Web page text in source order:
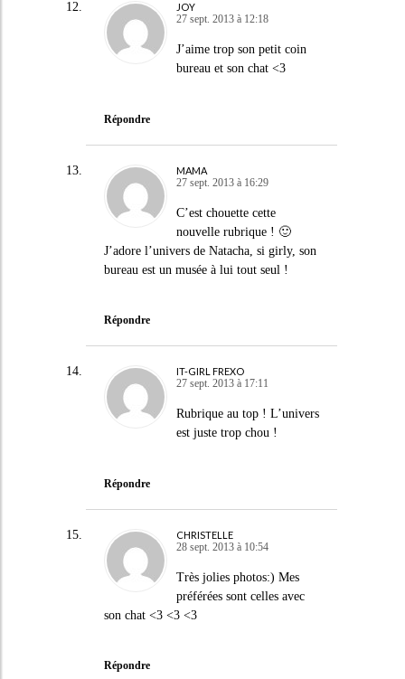
JOY
27 sept. 2013 à 12:18
J’aime trop son petit coin
bureau et son chat <3
Répondre
MAMA
27 sept. 2013 à 16:29
C’est chouette cette
nouvelle rubrique ! 🙂
J’adore l’univers de Natacha, si girly, son
bureau est un musée à lui tout seul !
Répondre
IT-GIRL FREXO
27 sept. 2013 à 17:11
Rubrique au top ! L’univers
est juste trop chou !
Répondre
CHRISTELLE
28 sept. 2013 à 10:54
Très jolies photos:) Mes
préférées sont celles avec
son chat <3 <3 <3
Répondre